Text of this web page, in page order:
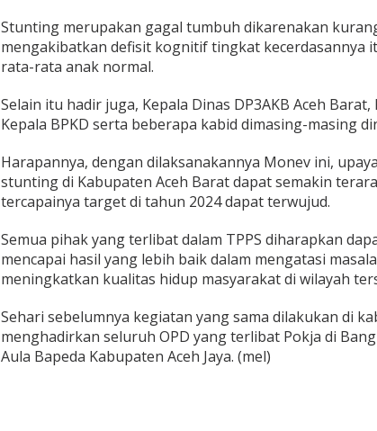
Stunting merupakan gagal tumbuh dikarenakan
mengakibatkan defisit kognitif tingkat kecerdasannya
rata-rata anak normal.
Selain itu hadir juga, Kepala Dinas DP3AKB Aceh
Kepala BPKD serta beberapa kabid dimasing-masing
Harapannya, dengan dilaksanakannya Monev ini,
stunting di Kabupaten Aceh Barat dapat semakin
tercapainya target di tahun 2024 dapat terwujud.
Semua pihak yang terlibat dalam TPPS diharapkan
mencapai hasil yang lebih baik dalam mengatasi
meningkatkan kualitas hidup masyarakat di wilayah
Sehari sebelumnya kegiatan yang sama dilakukan di
menghadirkan seluruh OPD yang terlibat Pokja di
Aula Bapeda Kabupaten Aceh Jaya. (mel)